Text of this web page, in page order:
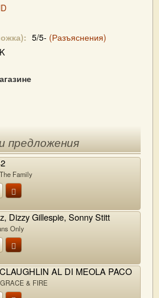
5/5- (Разъяснения)
предложения
Family
Dizzy Gillespie, Sonny Stitt
Only
AL DI MEOLA PACO
& FIRE